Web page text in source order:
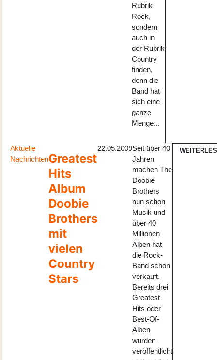
Rubrik
Rock,
sondern
auch in
der Rubrik
Country
finden,
denn die
Band hat
sich eine
ganze
Menge...
Aktuelle
NachrichtenGreatest
Hits
Album
Doobie
Brothers
mit
vielen
Country
Stars
22.05.2009Seit über 40
Jahren
machen The
Doobie
Brothers
nun schon
Musik und
über 40
Millionen
Alben hat
die Rock-
Band schon
verkauft.
Bereits drei
Greatest
Hits oder
Best-Of-
Alben
wurden
veröffentlicht